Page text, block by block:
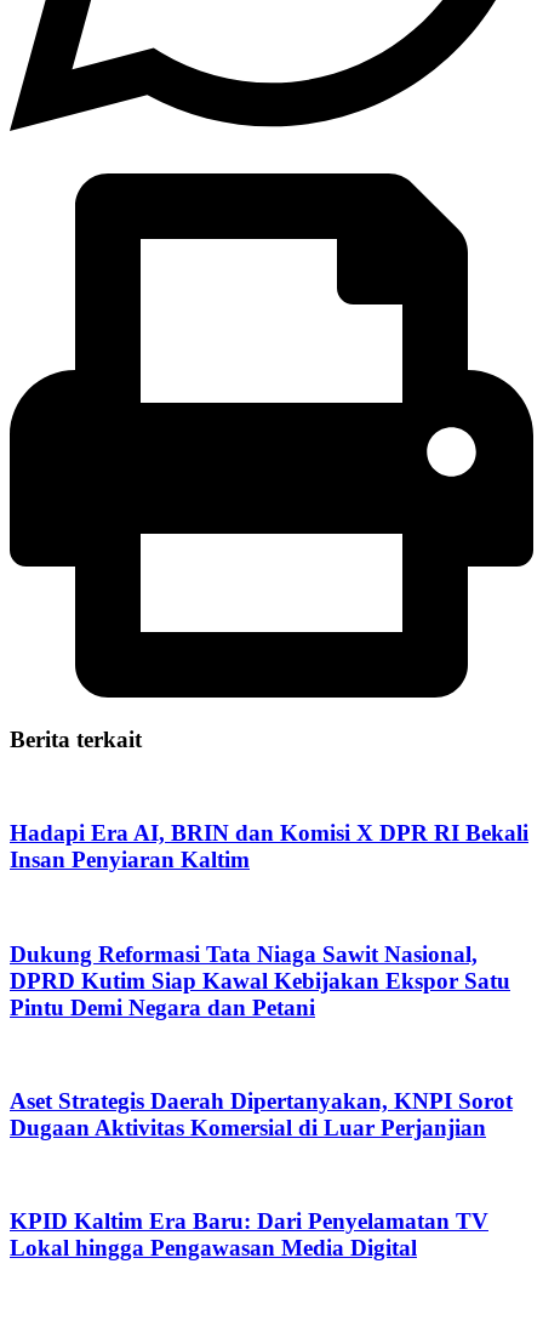
Berita terkait
Hadapi Era AI, BRIN dan Komisi X DPR RI Bekali
Insan Penyiaran Kaltim
Dukung Reformasi Tata Niaga Sawit Nasional,
DPRD Kutim Siap Kawal Kebijakan Ekspor Satu
Pintu Demi Negara dan Petani
Aset Strategis Daerah Dipertanyakan, KNPI Sorot
Dugaan Aktivitas Komersial di Luar Perjanjian
KPID Kaltim Era Baru: Dari Penyelamatan TV
Lokal hingga Pengawasan Media Digital